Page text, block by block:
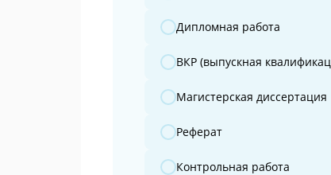
Дипломная работа
ВКР (выпускная
Магистерская диссертация
Реферат
Контрольная работа